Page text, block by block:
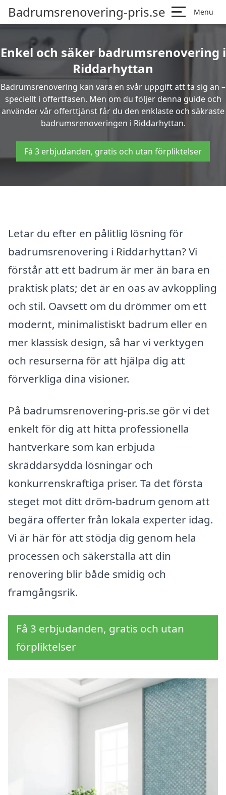
Badrumsrenovering-pris.se Menu
Enkel och säker badrumsrenovering i
Riddarhyttan
Badrumsrenovering kan vara en svår uppgift att ta sig an –
speciellt i offertfasen. Men om du följer denna guide och
använder vår offerttjänst får du den enklaste och säkraste
badrumsrenoveringen i Riddarhyttan.
Få 3 erbjudanden, gratis och utan förpliktelser
Letar du efter en pålitlig lösning för
badrumsrenovering i Riddarhyttan? Vi
förstår att ett badrum är mer än bara en
praktisk plats; det är en oas av avkoppling
och stil. Oavsett om du drömmer om ett
modernt, minimalistiskt badrum eller en
mer klassisk design, så har vi verktygen
och resurserna för att hjälpa dig att
förverkliga dina visioner.
På badrumsrenovering-pris.se gör vi det
enkelt för dig att hitta professionella
hantverkare som kan erbjuda
skräddarsydda lösningar och
konkurrenskraftiga priser. Ta det första
steget mot ditt dröm-badrum genom att
begära offerter från lokala experter idag.
Vi är här för att stödja dig genom hela
processen och säkerställa att din
renovering blir både smidig och
framgångsrik.
Få 3 erbjudanden, gratis och utan
förpliktelser